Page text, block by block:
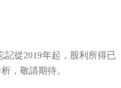
從2019年起，股利所得已
，敬請期待。